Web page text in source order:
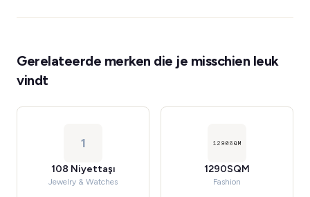
Gerelateerde merken die je misschien leuk
vindt
1
108 Niyettaşı
Jewelry & Watches
1290SQM
Fashion